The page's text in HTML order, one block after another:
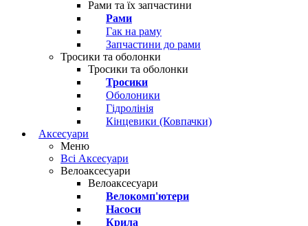
Рами та їх запчастини
Рами
Гак на раму
Запчастини до рами
Тросики та оболонки
Тросики та оболонки
Тросики
Оболоники
Гідролінія
Кінцевики (Ковпачки)
Аксесуари
Меню
Всі Аксесуари
Велоаксесуари
Велоаксесуари
Велокомп'ютери
Насоси
Крила